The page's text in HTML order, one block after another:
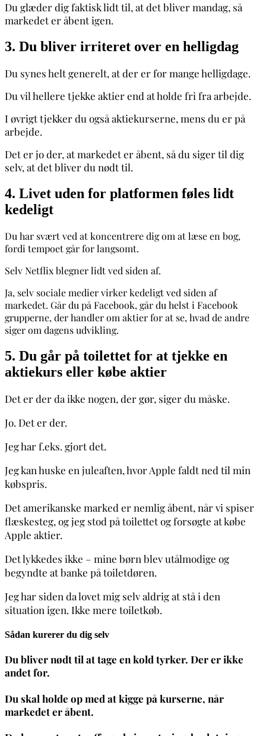
Du glæder dig faktisk lidt til, at det bliver mandag, så
markedet er åbent igen.
3. Du bliver irriteret over en helligdag
Du synes helt generelt, at der er for mange helligdage.
Du vil hellere tjekke aktier end at holde fri fra arbejde.
I øvrigt tjekker du også aktiekurserne, mens du er på
arbejde.
Det er jo der, at markedet er åbent, så du siger til dig
selv, at det bliver du nødt til.
4. Livet uden for platformen føles lidt
kedeligt
Du har svært ved at koncentrere dig om at læse en bog,
fordi tempoet går for langsomt.
Selv Netflix blegner lidt ved siden af.
Ja, selv sociale medier virker kedeligt ved siden af
markedet. Går du på Facebook, går du helst i Facebook
grupperne, der handler om aktier for at se, hvad de andre
siger om dagens udvikling.
5. Du går på toilettet for at tjekke en
aktiekurs eller købe aktier
Det er der da ikke nogen, der gør, siger du måske.
Jo. Det er der.
Jeg har f.eks. gjort det.
Jeg kan huske en juleaften, hvor Apple faldt ned til min
købspris.
Det amerikanske marked er nemlig åbent, når vi spiser
flæskesteg, og jeg stod på toilettet og forsøgte at købe
Apple aktier.
Det lykkedes ikke – mine børn blev utålmodige og
begyndte at banke på toiletdøren.
Jeg har siden da lovet mig selv aldrig at stå i den
situation igen. Ikke mere toiletkøb.
Sådan kurerer du dig selv
Du bliver nødt til at tage en kold tyrker. Der er ikke
andet for.
Du skal holde op med at kigge på kurserne, når
markedet er åbent.